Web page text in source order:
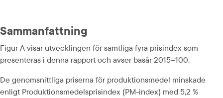
Sammanfattning
Figur A visar utvecklingen för samtliga fyra prisindex som
presenteras i denna rapport och avser basår 2015=100.
De genomsnittliga priserna för produktionsmedel minskade
enligt Produktionsmedelsprisindex (PM-index) med 5,2 %